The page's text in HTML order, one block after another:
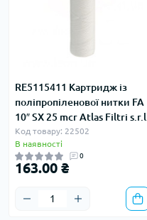
RE5115411 Картридж із
поліпропіленової нитки FA
10″ SX 25 mcr Atlas Filtri s.r.l.
Код товару: 22502
В наявності
0
163.00 ₴